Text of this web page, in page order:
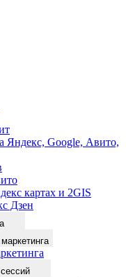
Яндекс, Google, Авито,
картах и 2GIS
Дзен